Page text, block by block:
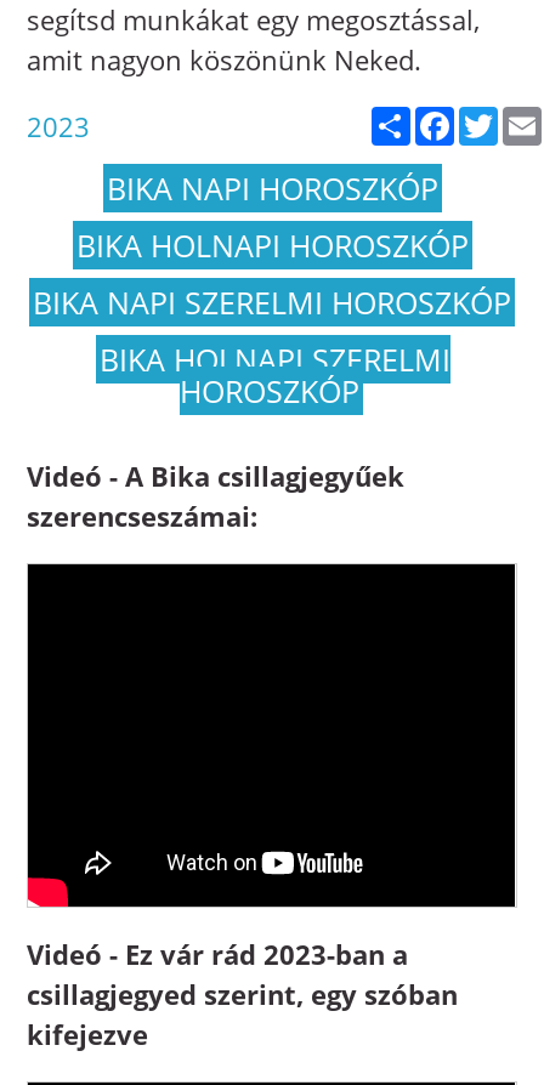
segítsd munkákat egy megosztással,
amit nagyon köszönünk Neked.
MegosztásFacebook
2023
BIKA NAPI HOROSZKÓP
BIKA HOLNAPI HOROSZKÓP
BIKA NAPI SZERELMI HOROSZKÓP
BIKA HOLNAPI SZERELMI
HOROSZKÓP
Videó - A Bika csillagjegyűek
szerencseszámai:
Videó - Ez vár rád 2023-ban a
csillagjegyed szerint, egy szóban
kifejezve